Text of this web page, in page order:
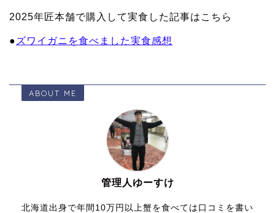
2025年匠本舗で購入して実食した記事はこちら
● ズワイガニを食べました実食感想
ABOUT ME
管理人ゆーすけ
北海道出身で年間10万円以上蟹を食べては口コミを書い